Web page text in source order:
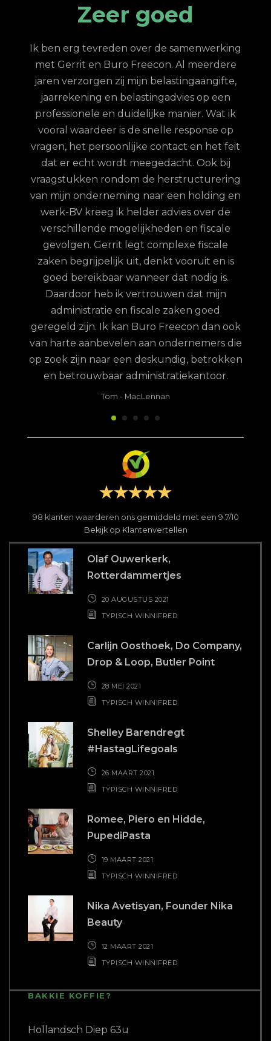
Zeer goed
Ik ben erg tevreden over de samenwerking
met Gerrit en Buro Freecon. Al meerdere
jaren verzorgen zij mijn belastingaangifte,
jaarrekening en belastingadvies op een
professionele en duidelijke manier. Wat ik
vooral waardeer is de snelle response op
vragen, het persoonlijke contact en het feit
dat er echt wordt meegedacht. Ook bij
vraagstukken rondom de herstructurering
van mijn onderneming naar een holding en
werk-BV kreeg ik helder advies over de
verschillende mogelijkheden en fiscale
gevolgen. Gerrit legt complexe fiscale
zaken begrijpelijk uit, denkt vooruit en is
goed bereikbaar wanneer dat nodig is.
Daardoor heb ik vertrouwen dat mijn
administratie en fiscale zaken goed
geregeld zijn. Ik kan Buro Freecon dan ook
van harte aanbevelen aan ondernemers die
op zoek zijn naar een deskundig, betrokken
en betrouwbaar administratiekantoor.
Tom - MacLennan
98 klanten waarderen ons gemiddeld met een 9.7/10
Bekijk op Klantenvertellen
Olaf Ouwerkerk,
Rotterdammertjes
20 AUGUSTUS 2021
TYPISCH WINNIFRED
Carlijn Oosthoek, Do Company,
Drop & Loop, Butler Point
28 MEI 2021
TYPISCH WINNIFRED
Shelley Barendregt
#HastagLifegoals
26 MAART 2021
TYPISCH WINNIFRED
Romee, Piero en Hidde,
PupediPasta
19 MAART 2021
TYPISCH WINNIFRED
Nika Avetisyan, Founder Nika
Beauty
12 MAART 2021
TYPISCH WINNIFRED
BAKKIE KOFFIE?
Hollandsch Diep 63u